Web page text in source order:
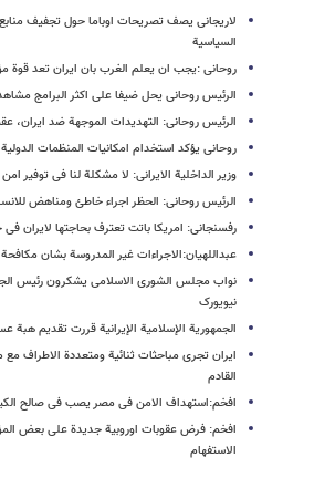
لاریجانی یصف تصریحات اوباما حول تجفیف منابع
السیاسیة
روحانی :یجب ان یعلم الغرب بان ایران تعد قوة
الرئیس روحانی یحل ضیفا علی اکثر البرامج
الرئیس روحانی: التهدیدات الموجهة ضد ایران،
روحانی یؤکد استخدام امکانیات المنظمات
وزیر الداخلیة الایرانی: لا مشکلة لنا فی توفیر
الرئیس روحانی: الحظر اجراء خاطئ ومناهض
رفسنجانی: امریکا باتت تعترف بحاجتها لایران
عبداللهیان:الاجراءات غیر المدروسة بشان
نواب مجلس الشوری الاسلامی یشکرون رئیس
نیویورک
الجمهوریة الإسلامیة الإیرانیة قررت تقدیم هبة
القادم
افخم:استهداف الامن فی مصر یصب فی صالح
افخم: فرض عقوبات اوروبیة جدیدة علی بعض
الاستفهام